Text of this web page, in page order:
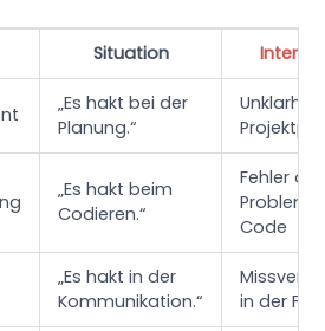
Situation
„Es hakt bei der
Planung.“
„Es hakt beim
Codieren.“
Fehler
Code
„Es hakt in der
Kommunikation.“
in der